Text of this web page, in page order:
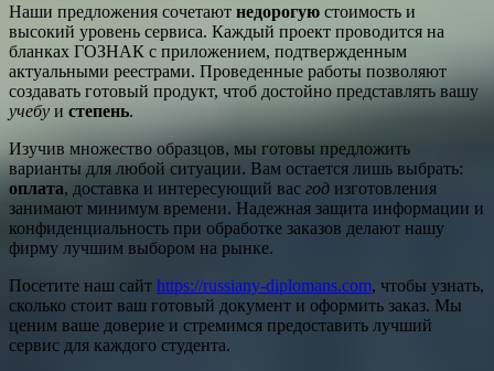
Наши предложения сочетают недорогую стоимость и
высокий уровень сервиса. Каждый проект проводится на
бланках ГОЗНАК с приложением, подтвержденным
актуальными реестрами. Проведенные работы позволяют
создавать готовый продукт, чтоб достойно представлять вашу
учебу и степень.
Изучив множество образцов, мы готовы предложить
варианты для любой ситуации. Вам остается лишь выбрать:
оплата, доставка и интересующий вас год изготовления
занимают минимум времени. Надежная защита информации и
конфиденциальность при обработке заказов делают нашу
фирму лучшим выбором на рынке.
Посетите наш сайт https://russiany-diplomans.com, чтобы узнать,
сколько стоит ваш готовый документ и оформить заказ. Мы
ценим ваше доверие и стремимся предоставить лучший
сервис для каждого студента.